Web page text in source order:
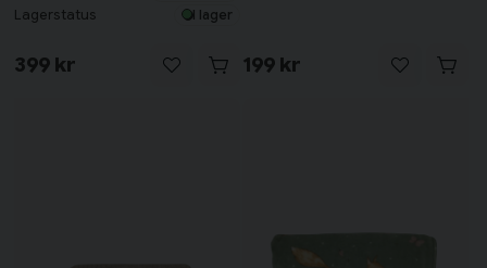
Lagerstatus I lager
399 kr 199 kr